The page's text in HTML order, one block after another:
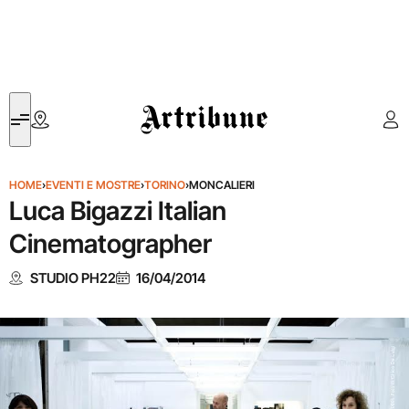
Artribune
HOME›EVENTI E MOSTRE›TORINO›MONCALIERI
Luca Bigazzi Italian
Cinematographer
STUDIO PH22 16/04/2014